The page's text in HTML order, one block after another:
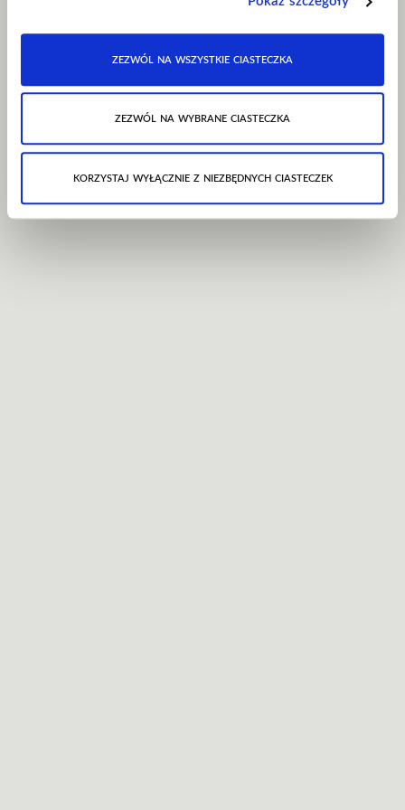
zezwól na wszystkie ciasteczka
zezwól na wybrane ciasteczka
korzystaj wyłącznie z niezbędnych ciasteczek